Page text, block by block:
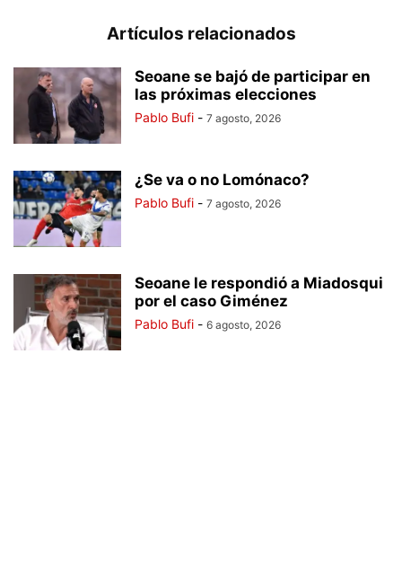
Artículos relacionados
Seoane se bajó de participar en
las próximas elecciones
Pablo Bufi - 7 agosto, 2026
¿Se va o no Lomónaco?
Pablo Bufi - 7 agosto, 2026
Seoane le respondió a Miadosqui
por el caso Giménez
Pablo Bufi - 6 agosto, 2026